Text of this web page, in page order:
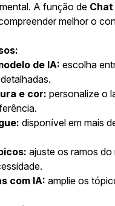
A função de Chat
melhor o
de IA: escolha
e cor: personalize o
disponível em mais
ajuste os ramos do
com IA: amplie os